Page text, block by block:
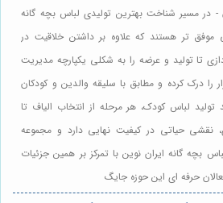
در مسیر شناخت بهترین تولیدی لباس بچه گانه
موفق تر هستند که علاوه بر داشتن خلاقیت در
تا تولید و عرضه را به شکلی یکپارچه مدیریت
را درک کرده و مطابق با سلیقه والدین و کودکان
تولید لباس کودک، هر مرحله از انتخاب الیاف تا
نقشی حیاتی در کیفیت نهایی دارد و مجموعه
بچه گانه ایران نوین با تمرکز بر همین جزئیات
حرفه ای این حوزه جایگ